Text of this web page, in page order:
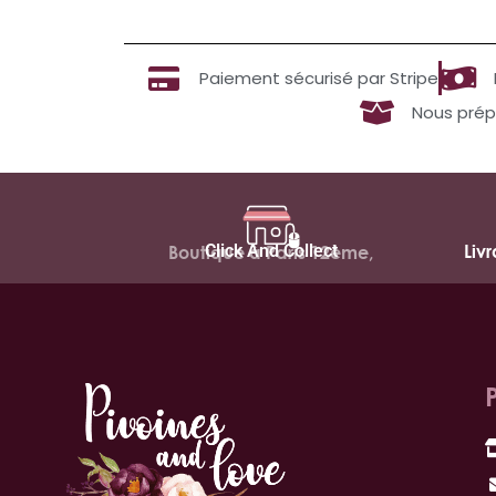
Paiement sécurisé par Stripe
Nous
Click And Collect
Boutique à Paris 12ème,